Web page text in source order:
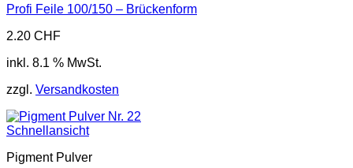
Profi Feile 100/150 – Brückenform
2.20 CHF
inkl. 8.1 % MwSt.
zzgl. Versandkosten
Schnellansicht
Pigment Pulver